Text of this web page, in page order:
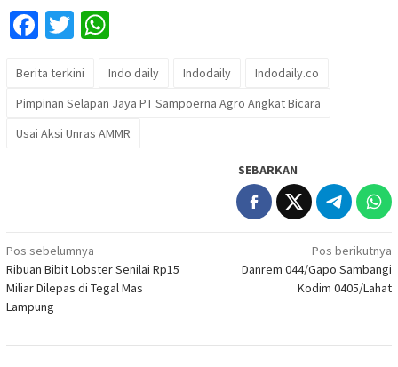
Facebook
Twitter
Berita terkini Indo daily Indodaily
Indodaily.co
Pimpinan Selapan Jaya PT Sampoerna Agro Angkat Bicara
Usai Aksi Unras AMMR
SEBARKAN
Navigasi
pos
Pos sebelumnya
Ribuan Bibit Lobster Senilai Rp15
Miliar Dilepas di Tegal Mas
Lampung
Pos berikutnya
Danrem 044/Gapo Sambangi
Kodim 0405/Lahat